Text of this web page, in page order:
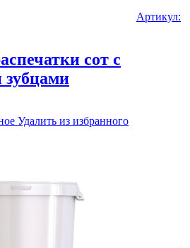
Артикул:
сот с
Удалить из избранного